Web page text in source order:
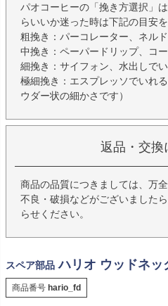
パオコーヒーの「挽き方選択」
らいいか迷った時は下記の目安
粗挽き：パーコレーター、ネル
中挽き：ペーパードリップ、コ
細挽き：サイフォン、水出しで
極細挽き：エスプレッソでいれ
ウダー状の細かさです）
返品・交換
商品の品質につきましては、万
不良・破損などがございました
らせください。
スペア部品 ハリオ ウッドネッ
商品番号 hario_fd